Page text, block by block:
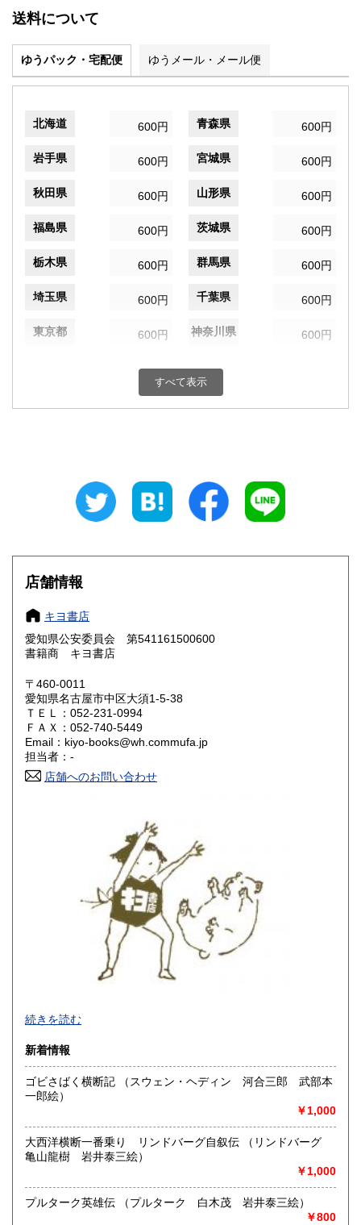
送料について
ゆうパック・宅配便 ゆうメール・メール便
北海道 600円 青森県 600円
岩手県 600円 宮城県 600円
秋田県 600円 山形県 600円
福島県 600円 茨城県 600円
栃木県 600円 群馬県 600円
埼玉県 600円 千葉県 600円
東京都 600円 神奈川県 600円
600円 富山県
600円 三重県
大阪府
奈良県
鳥取県 600円 島根県
岡山県
山口県 600円
香川県 愛媛県
高知県 600円
600円
600円 大分県
600円 鹿児島県
600円
すべて表示
店舗情報
キヨ書店
愛知県公安委員会 第541161500600
書籍商 キヨ書店
〒460-0011
愛知県名古屋市中区大須1-5-38
ＴＥＬ：052-231-0994
ＦＡＸ：052-740-5449
Email：kiyo-books@wh.commufa.jp
担当者：-
店舗へのお問い合わせ
最寄駅：名古屋市営地下鉄鶴舞線
営業時間：12:00～18:00
定休日：火曜日定休(仕入れのため不定休となる場合がござい
ます)
書籍の買取について
美術関係、建築関係資料等扱っております。
また、江戸期からの古地図、刷り物など、視覚的に当時の様
子がわかる資料に力を入れております。
一般書や、専門書の扱いもございます。
店頭へのお持ち込み、宅配便でのご送付のいずれも承りま
続きを読む
新着情報
ゴビさばく横断記 （スウェン・ヘディン 河合三郎 武部本
一郎絵）
￥1,000
大西洋横断一番乗り リンドバーグ自叙伝 （リンドバーグ
亀山龍樹 岩井泰三絵）
￥1,000
プルターク英雄伝 （プルターク 白木茂 岩井泰三絵）
￥800